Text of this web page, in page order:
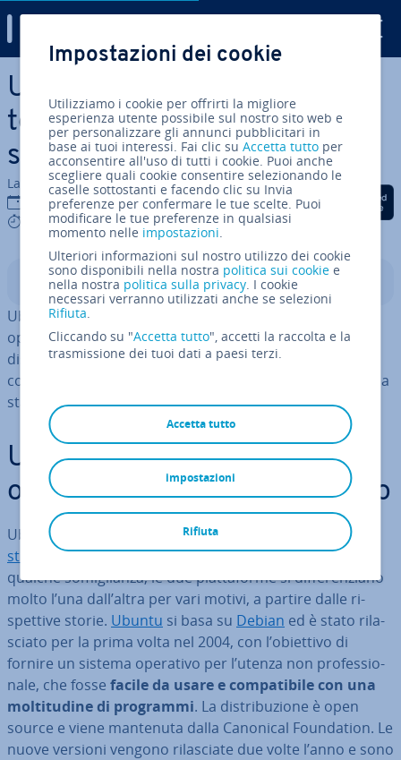
Vai al contenuto prin­ci­pa­le
Ubuntu e RHEL (Red Hat En­
ter­pri­se Linux): qual è il
sistema operativo migliore?
La redazione di IONOS
05 dic 2024
7 mins
Condividi via Facebook
Condividi via Twitter
Condividi via
Indice
Ubuntu e Red Hat En­ter­pri­se Linux sono due sistemi
operativi molto diversi fra loro. Mentre Ubuntu si
distingue per il suo approccio open source e l’elevata
com­pa­ti­bi­li­tà, i punti di forza di RHEL sono so­prat­tut­to la
stabilità e l’ef­fi­cien­te servizio di supporto.
Ubuntu e RHEL: due sistemi
operativi molto diversi fra loro
Ubuntu e Red Hat sono tra le migliori e più popolari
stri­bu­zio­ni Linuxat­tual­men­te di­spo­ni­bi­li. Al di là di
qualche so­mi­glian­za, le due piat­ta­for­me si dif­fe­ren­zia­no
molto l’una dall’altra per vari motivi, a partire dalle ri­
spet­ti­ve storie. Ubuntu si basa su Debian ed è stato ri­la­
scia­to per la prima volta nel 2004, con l’obiettivo di
fornire un sistema operativo per l’utenza non pro­fes­sio­
na­le, che fosse facile da usare e com­pa­ti­bi­le con una
mol­ti­tu­di­ne di programmi. La di­stri­bu­zio­ne è open
source e viene mantenuta dalla Canonical Foun­da­tion. Le
nuove versioni vengono ri­la­scia­te due volte l’anno e sono
Impostazioni dei cookie
Utilizziamo i cookie per offrirti la migliore
esperienza utente possibile sul nostro sito web e
per personalizzare gli annunci pubblicitari in
base ai tuoi interessi. Fai clic suAccetta tutto per
acconsentire all'uso di tutti i cookie. Puoi anche
scegliere quali cookie consentire selezionando le
caselle sottostanti e facendo clic su Invia
preferenze per confermare le tue scelte. Puoi
modificare le tue preferenze in qualsiasi
momento nelle impostazioni.
Ulteriori informazioni sul nostro utilizzo dei cookie
sono disponibili nella nostra politica sui cookie e
nella nostra politica sulla privacy. I cookie
necessari verranno utilizzati anche se selezioni
Rifiuta.
Cliccando su "Accetta tutto", accetti la raccolta e la
trasmissione dei tuoi dati a paesi terzi.
Accetta tutto
Rifiuta
impostazioni